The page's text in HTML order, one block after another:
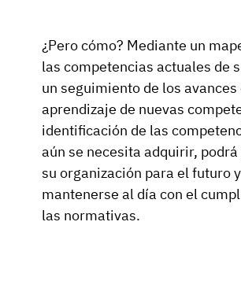
Historial de formación
Certificados y licencias
App de cualificaciones en planta
Cumplimiento
Requisitos de formación
Coordinador de formación
Responsable de operaciones
Responsable de TIC
Auditor
Alimentos
JDE Coffee
Química
Base de conocimientos
Estado de AG5
Enviar una pregunta
Empresa
Sobre nosotros
¿Pero cómo? Mediante un
las competencias actuales de
un seguimiento de los avances
aprendizaje de nuevas
identificación de las
aún se necesita adquirir,
su organización para el futuro y
mantenerse al día con el
las normativas.